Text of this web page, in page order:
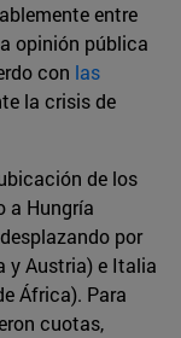
entre
opinión pública
con las
la crisis de
de los
a Hungría
por
y Austria) e Italia
África). Para
cuotas,